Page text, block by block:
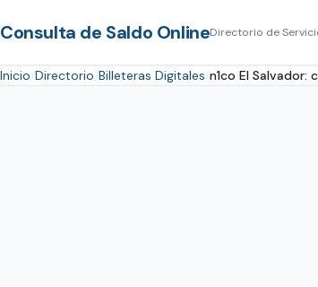
Consulta de Saldo OnlineDirectorio de
Inicio Directorio Billeteras Digitales n1co El